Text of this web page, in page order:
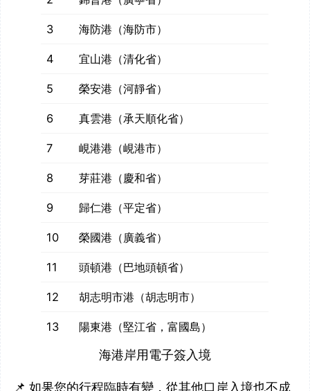
3 海防港（海防市）
4 宜山港（清化省）
5 榮安港（河靜省）
6 真雲港（承天順化省）
7 峴港港（峴港市）
8 芽莊港（慶和省）
9 歸仁港（平定省）
10 榮國港（廣義省）
11 頭頓港（巴地頭頓省）
12 胡志明市港（胡志明市）
13 陽東港（堅江省，富國島）
海港岸用電子簽入境
📌 如果您的行程臨時有變，從其他口岸入境也不成